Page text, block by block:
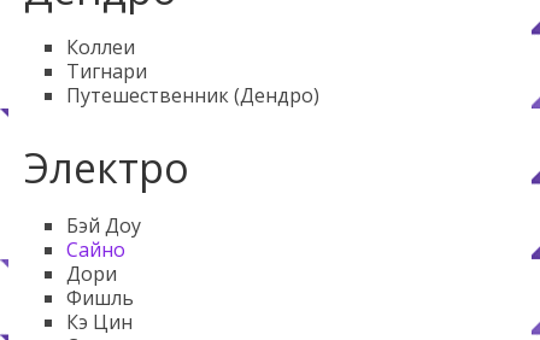
Коллеи
Тигнари
Путешественник (Дендро)
Электро
Бэй Доу
Сайно
Дори
Фишль
Кэ Цин